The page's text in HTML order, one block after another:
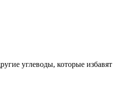
углеводы, которые избавят